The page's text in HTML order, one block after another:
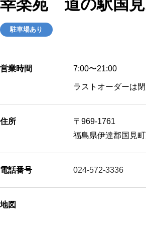
幸楽苑 道の駅国
駐車場あり
営業時間 7:00〜21:00
ラストオーダーは
住所
〒969-1761
福島県伊達郡国見
電話番号 024-572-3336
地図